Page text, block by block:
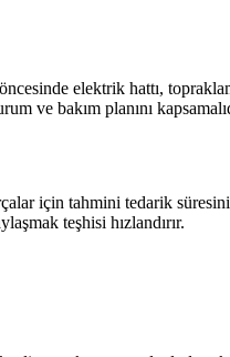
elektrik hattı,
ve bakım planını
için tahmini tedarik
teşhisi hızlandırır.